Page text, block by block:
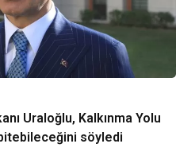
Uraloğlu, Kalkınma Yolu
bitebileceğini söyledi